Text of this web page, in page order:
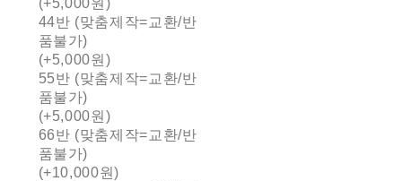
44반 (맞춤제작=교환/반
품불가)
(+5,000원)
55반 (맞춤제작=교환/반
품불가)
(+5,000원)
66반 (맞춤제작=교환/반
품불가)
(+10,000원)